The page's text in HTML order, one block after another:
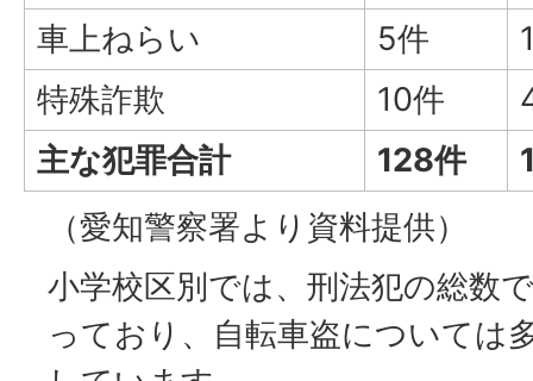
車上ねらい
5件
特殊詐欺
10件
主な犯罪合計
128件
（愛知警察署より資料提供）
小学校区別では、刑法犯の総数
っており、自転車盗については